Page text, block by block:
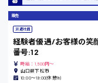
熊本県
時給1300円〜
販売
派遣社員
経験者優遇/お客様の笑
番号:12
時給：1,500円～
山口県下松市
10:00〜19:00(休憩1h)